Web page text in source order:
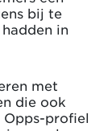
bij te
in
met
die ook
Opps-profiel